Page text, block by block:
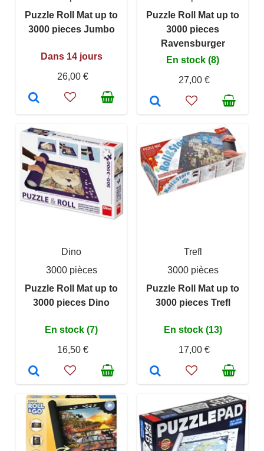
Puzzle Roll Mat up to
3000 pieces Jumbo
Dans 14 jours
26,00 €
Puzzle Roll Mat up to
3000 pieces
Ravensburger
En stock (8)
27,00 €
Dino
3000 pièces
Puzzle Roll Mat up to
3000 pieces Dino
En stock (7)
16,50 €
Trefl
3000 pièces
Puzzle Roll Mat up to
3000 pieces Trefl
En stock (13)
17,00 €